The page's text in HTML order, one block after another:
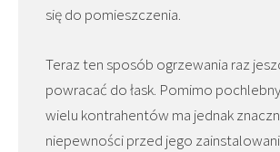
się do pomieszczenia.
Teraz ten sposób ogrzewania raz
powracać do łask. Pomimo
wielu kontrahentów ma jednak
niepewności przed jego